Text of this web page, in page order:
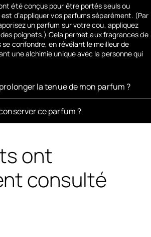
été conçus pour être portés seuls ou
d’appliquer vos parfums séparément. (Par
un parfum sur votre cou, appliquez
des poignets.) Cela permet aux fragrances de
confondre, en révélant le meilleur de
une alchimie unique avec la personne qui
la tenue de mon parfum ?
ce parfum ?
ont
consulté